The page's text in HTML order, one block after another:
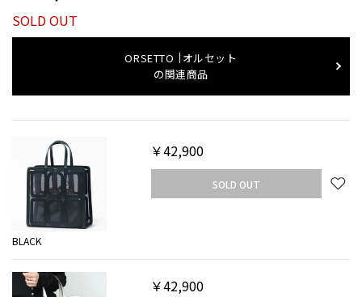
SOLD OUT
ORSETTO
オルセット
の関連商品
BLACK
￥42,900
SOLD OUT
￥42,900